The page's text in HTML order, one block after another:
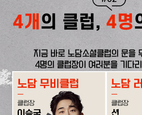
4개 의 클럽, 4명
지금 바로 노담소셜클럽의 문을
4명의 클럽장이 여러분을 기다